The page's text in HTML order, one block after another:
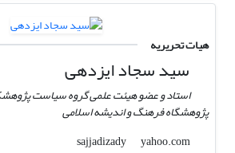
هیات تحریریه
سید سجاد ایزدهی
استاد و عضو هیئت علمی گروه سیاست
پژوهشگاه فرهنگ و اندیشه اسلامی
sajjadizady
yahoo.com